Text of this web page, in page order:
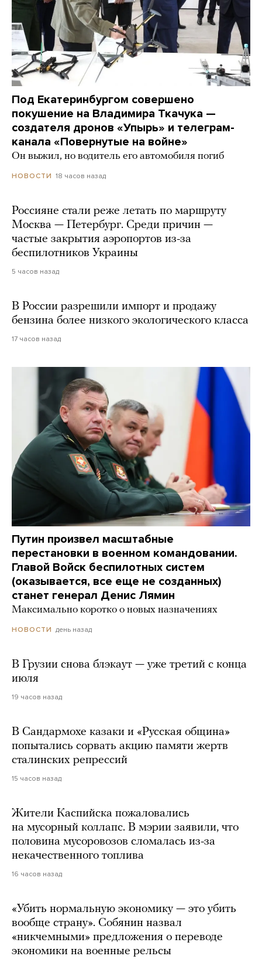
Под Екатеринбургом совершено
покушение на Владимира Ткачука —
создателя дронов «Упырь» и телеграм-
канала «Повернутые на войне»
Он выжил, но водитель его автомобиля погиб
НОВОСТИ 18 часов назад
Россияне стали реже летать по маршруту
Москва — Петербург. Среди причин —
частые закрытия аэропортов из-за
беспилотников Украины
5 часов назад
В России разрешили импорт и продажу
бензина более низкого экологического класса
17 часов назад
Путин произвел масштабные
перестановки в военном командовании.
Главой Войск беспилотных систем
(оказывается, все еще не созданных)
станет генерал Денис Лямин
Максимально коротко о новых назначениях
НОВОСТИ день назад
В Грузии снова блэкаут — уже третий с конца
июля
19 часов назад
В Сандармохе казаки и «Русская община»
попытались сорвать акцию памяти жертв
сталинских репрессий
15 часов назад
Жители Каспийска пожаловались
на мусорный коллапс. В мэрии заявили, что
половина мусоровозов сломалась из-за
некачественного топлива
16 часов назад
«Убить нормальную экономику — это убить
вообще страну». Собянин назвал
«никчемными» предложения о переводе
экономики на военные рельсы